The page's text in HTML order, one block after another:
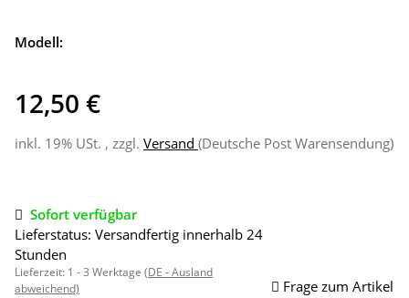
Modell:
12,50 €
inkl. 19% USt. , zzgl. Versand (Deutsche Post Warensendung)
Sofort verfügbar
Lieferstatus: Versandfertig innerhalb 24
Stunden
Lieferzeit: 1 - 3 Werktage (DE - Ausland
abweichend)
Frage zum Artikel